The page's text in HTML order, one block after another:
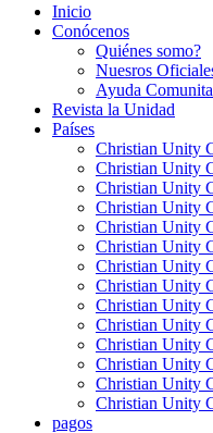
Inicio
Conócenos
Quiénes somo?
Nuesros
Ayuda
Revista la Unidad
Países
Christian Unity
Christian Unity
Christian Unity
Christian Unity
Christian Unity
Christian Unity
Christian Unity
Christian Unity
Christian Unity
Christian Unity
Christian Unity
Christian Unity
Christian Unity
Christian Unity
pagos